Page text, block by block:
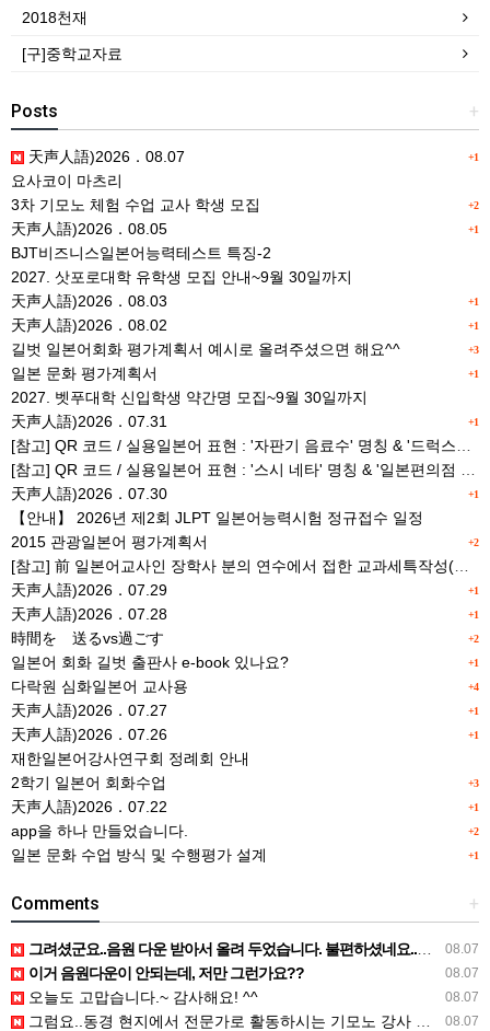
2018천재
[구]중학교자료
+
Posts
+1
天声人語)2026．08.07
요사코이 마츠리
+2
3차 기모노 체험 수업 교사 학생 모집
+1
天声人語)2026．08.05
BJT비즈니스일본어능력테스트 특징-2
2027. 삿포로대학 유학생 모집 안내~9월 30일까지
+1
天声人語)2026．08.03
+1
天声人語)2026．08.02
+3
길벗 일본어회화 평가계획서 예시로 올려주셨으면 해요^^
+1
일본 문화 평가계획서
2027. 벳푸대학 신입학생 약간명 모집~9월 30일까지
+1
天声人語)2026．07.31
+1
天声人語)2026．07.30
【안내】 2026년 제2회 JLPT 일본어능력시험 정규접수 일정
+2
2015 관광일본어 평가계획서
+1
天声人語)2026．07.29
+1
天声人語)2026．07.28
+2
時間を 送るvs過ごす
+1
일본어 회화 길벗 출판사 e-book 있나요?
+4
다락원 심화일본어 교사용
+1
天声人語)2026．07.27
+1
天声人語)2026．07.26
재한일본어강사연구회 정례회 안내
+3
2학기 일본어 회화수업
+1
天声人語)2026．07.22
+2
app을 하나 만들었습니다.
+1
일본 문화 수업 방식 및 수행평가 설계
+
Comments
08.07
그려셨군요..음원 다운 받아서 올려 두었습니다. 불편하셨네요..죄송합니다..
08.07
이거 음원다운이 안되는데, 저만 그런가요??
08.07
오늘도 고맙습니다.~ 감사해요! ^^
08.07
그럼요..동경 현지에서 전문가로 활동하시는 기모노 강사 이십니다.